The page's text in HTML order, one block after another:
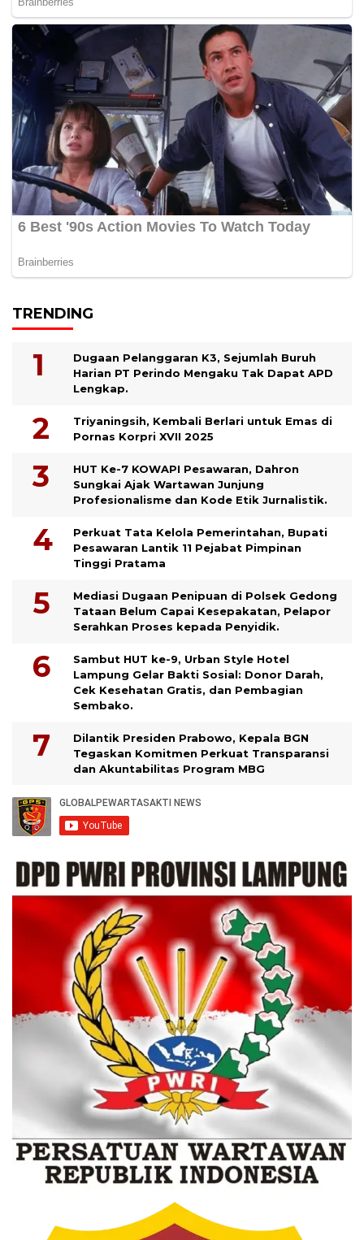
TRENDING
Dugaan Pelanggaran K3, Sejumlah Buruh
Harian PT Perindo Mengaku Tak Dapat APD
Lengkap.
Triyaningsih, Kembali Berlari untuk Emas di
Pornas Korpri XVII 2025
HUT Ke-7 KOWAPI Pesawaran, Dahron
Sungkai Ajak Wartawan Junjung
Profesionalisme dan Kode Etik Jurnalistik.
Perkuat Tata Kelola Pemerintahan, Bupati
Pesawaran Lantik 11 Pejabat Pimpinan
Tinggi Pratama
Mediasi Dugaan Penipuan di Polsek Gedong
Tataan Belum Capai Kesepakatan, Pelapor
Serahkan Proses kepada Penyidik.
Sambut HUT ke-9, Urban Style Hotel
Lampung Gelar Bakti Sosial: Donor Darah,
Cek Kesehatan Gratis, dan Pembagian
Sembako.
Dilantik Presiden Prabowo, Kepala BGN
Tegaskan Komitmen Perkuat Transparansi
dan Akuntabilitas Program MBG